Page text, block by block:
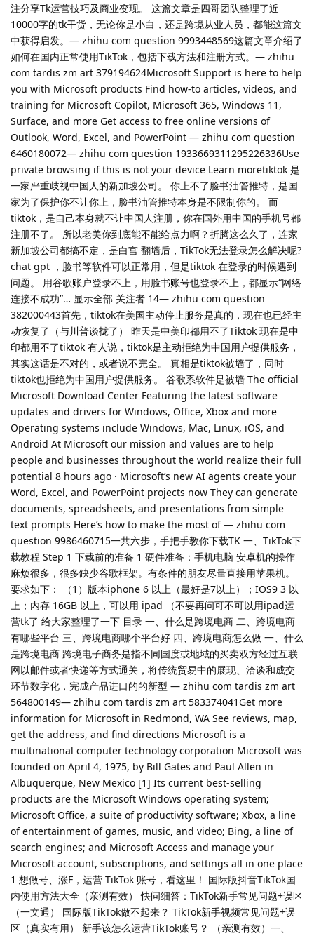
注分享Tk运营技巧及商业变现。 这篇文章是四哥团队整理了近
10000字的tk干货，无论你是小白，还是跨境从业人员，都能这篇文
中获得启发。— zhihu com question 9993448569这篇文章介绍了
如何在国内正常使用TikTok，包括下载方法和注册方式。— zhihu
com tardis zm art 379194624Microsoft Support is here to help
you with Microsoft products Find how-to articles, videos, and
training for Microsoft Copilot, Microsoft 365, Windows 11,
Surface, and more Get access to free online versions of
Outlook, Word, Excel, and PowerPoint — zhihu com question
6460180072— zhihu com question 1933669311295226336Use
private browsing if this is not your device Learn moretiktok 是
一家严重歧视中国人的新加坡公司。 你上不了脸书油管推特，是国
家为了保护你不让你上，脸书油管推特本身是不限制你的。 而
tiktok，是自己本身就不让中国人注册，你在国外用中国的手机号都
注册不了。 所以老美你到底能不能给点力啊？折腾这么久了，连家
新加坡公司都搞不定，是白宫 翻墙后，TikTok无法登录怎么解决呢?
chat gpt ，脸书等软件可以正常用，但是tiktok 在登录的时候遇到
问题。 用谷歌账户登录不上，用脸书账号也登录不上，都显示“网络
连接不成功”… 显示全部 关注者 14— zhihu com question
382000443首先，tiktok在美国主动停止服务是真的，现在也已经主
动恢复了（与川普谈拢了） 昨天是中美印都用不了Tiktok 现在是中
印都用不了tiktok 有人说，tiktok是主动拒绝为中国用户提供服务，
其实这话是不对的，或者说不完全。 真相是tiktok被墙了，同时
tiktok也拒绝为中国用户提供服务。 谷歌系软件是被墙 The official
Microsoft Download Center Featuring the latest software
updates and drivers for Windows, Office, Xbox and more
Operating systems include Windows, Mac, Linux, iOS, and
Android At Microsoft our mission and values are to help
people and businesses throughout the world realize their full
potential 8 hours ago · Microsoft’s new AI agents create your
Word, Excel, and PowerPoint projects now They can generate
documents, spreadsheets, and presentations from simple
text prompts Here’s how to make the most of — zhihu com
question 9986460715一共六步，手把手教你下载TK 一、TikTok下
载教程 Step 1 下载前的准备 1 硬件准备：手机电脑 安卓机的操作
麻烦很多，很多缺少谷歌框架。有条件的朋友尽量直接用苹果机。
要求如下： （1）版本iphone 6 以上（最好是7以上）；IOS9 3 以
上；内存 16GB 以上，可以用 ipad （不要再问可不可以用ipad运
营tk了 给大家整理了一下 目录 一、什么是跨境电商 二、跨境电商
有哪些平台 三、跨境电商哪个平台好 四、跨境电商怎么做 一、什么
是跨境电商 跨境电子商务是指不同国度或地域的买卖双方经过互联
网以邮件或者快递等方式通关，将传统贸易中的展现、洽谈和成交
环节数字化，完成产品进口的的新型 — zhihu com tardis zm art
564800149— zhihu com tardis zm art 583374041Get more
information for Microsoft in Redmond, WA See reviews, map,
get the address, and find directions Microsoft is a
multinational computer technology corporation Microsoft was
founded on April 4, 1975, by Bill Gates and Paul Allen in
Albuquerque, New Mexico [1] Its current best-selling
products are the Microsoft Windows operating system;
Microsoft Office, a suite of productivity software; Xbox, a line
of entertainment of games, music, and video; Bing, a line of
search engines; and Microsoft Access and manage your
Microsoft account, subscriptions, and settings all in one place
1 想做号、涨F，运营 TikTok 账号，看这里！ 国际版抖音TikTok国
内使用方法大全（亲测有效） 快问细答：TikTok新手常见问题+误区
（一文通） 国际版TikTok做不起来？ TikTok新手视频常见问题+误
区（真实有用） 新手该怎么运营TikTok账号？ （亲测有效）一、